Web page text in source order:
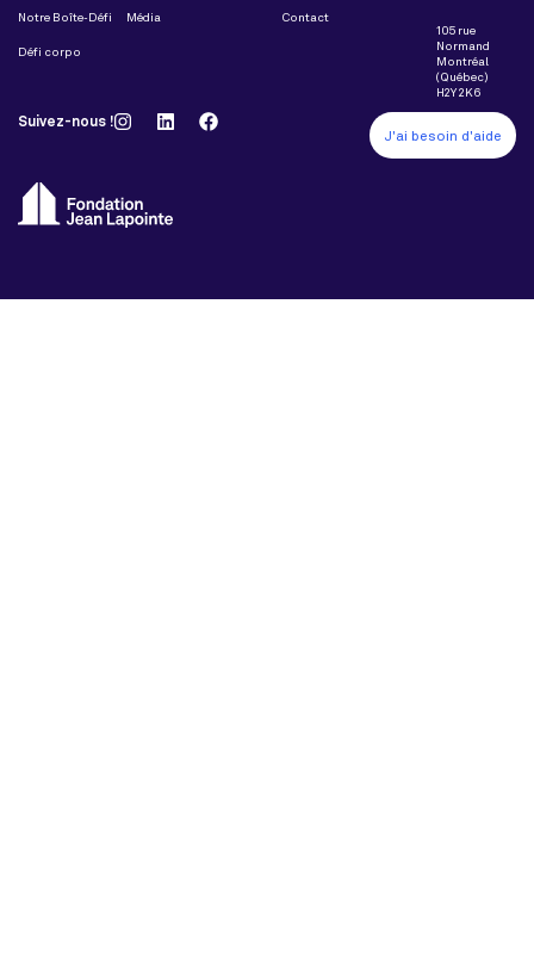
Notre Boîte-Défi
Défi corpo
Média Contact
105 rue
Normand
Montréal
(Québec)
H2Y 2K6
Suivez-nous !
J'ai besoin d'aide